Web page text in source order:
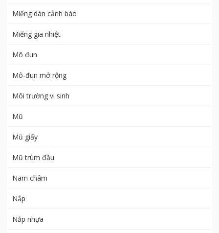
Miếng dán cảnh báo
Miếng gia nhiệt
Mô đun
Mô-đun mở rộng
Môi trường vi sinh
Mũ
Mũ giấy
Mũ trùm đầu
Nam châm
Nắp
Nắp nhựa